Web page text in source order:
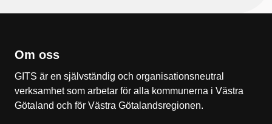
Om oss
GITS är en självständig och organisationsneutral
verksamhet som arbetar för alla kommunerna i Västra
Götaland och för Västra Götalandsregionen.